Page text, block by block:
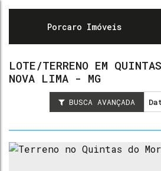
LOTE/TERRENO EM
NOVA LIMA - MG
BUSCA AVANÇADA